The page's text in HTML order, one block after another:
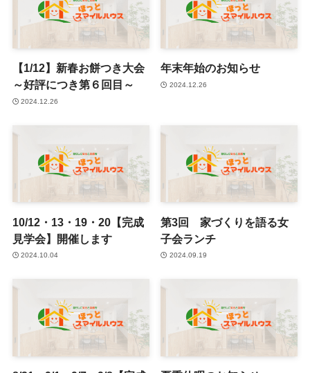
【1/12】新春お餅つき大会
～好評につき第６回目～
2024.12.26
年末年始のお知らせ
2024.12.26
10/12・13・19・20【完成
見学会】開催します
2024.10.04
第3回 家づくりを語る女
子会ランチ
2024.09.19